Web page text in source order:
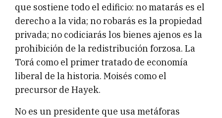
que sostiene todo el edificio: no matarás es el
derecho a la vida; no robarás es la propiedad
privada; no codiciarás los bienes ajenos es la
prohibición de la redistribución forzosa. La
Torá como el primer tratado de economía
liberal de la historia. Moisés como el
precursor de Hayek.
No es un presidente que usa metáforas